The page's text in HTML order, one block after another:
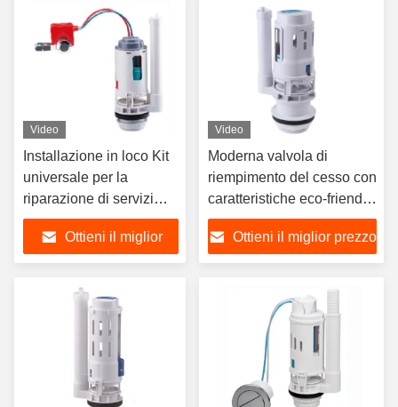
Video
Installazione in loco Kit
universale per la
riparazione di servizi
igienici con altezza
regolabile 210-280 mm
e doppia valvola di
scarico ABS + POM
Ottieni il miglior
Video
Moderna valvola di
riempimento del cesso con
caratteristiche eco-friendly
e anti-siphon
Ottieni il miglior prezzo